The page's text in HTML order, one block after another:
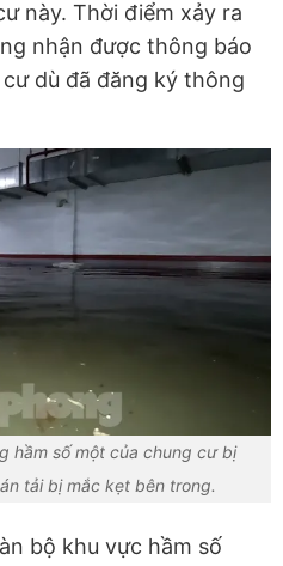
này. Thời điểm xảy ra
nhận được thông báo
dù đã đăng ký thông
hầm số một của chung cư bị
tải bị mắc kẹt bên trong.
bộ khu vực hầm số